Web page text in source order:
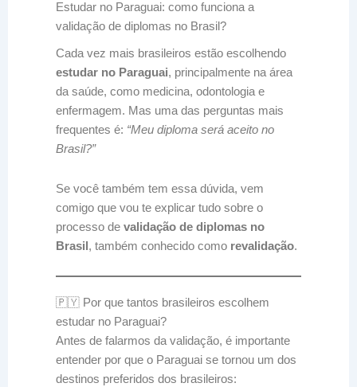
Estudar no Paraguai: como funciona a
validação de diplomas no Brasil?
Cada vez mais brasileiros estão escolhendo
estudar no Paraguai, principalmente na área
da saúde, como medicina, odontologia e
enfermagem. Mas uma das perguntas mais
frequentes é: “Meu diploma será aceito no
Brasil?”
Se você também tem essa dúvida, vem
comigo que vou te explicar tudo sobre o
processo de validação de diplomas no
Brasil , também conhecido como revalidação.
🇵🇾 Por que tantos brasileiros escolhem
estudar no Paraguai?
Antes de falarmos da validação, é importante
entender por que o Paraguai se tornou um dos
destinos preferidos dos brasileiros: